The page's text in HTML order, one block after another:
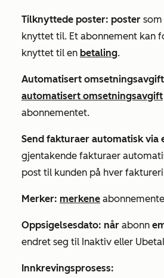
Tilknyttede poster: poster som
knyttet til. Et abonnement kan
knyttet til en betaling.
Automatisert
automatisert omsetningsavgift
abonnementet.
Send fakturaer automatisk via
gjentakende fakturaer
post til kunden på hver
Merker: merkene
Oppsigelsesdato: når abonn
endret seg til Inaktiv eller
Innkrevingsprosess: